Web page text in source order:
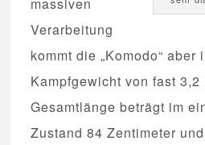
massiven
Verarbeitung
kommt die „Komodo“ aber
Kampfgewicht von fast
Gesamtlänge beträgt im
Zustand 84 Zentimeter